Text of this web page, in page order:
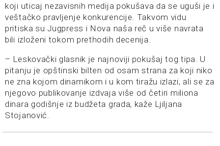
koji uticaj nezavisnih medija pokušava da se uguši je i
veštačko pravljenje konkurencije. Takvom vidu
pritiska su Jugpress i Nova naša reč u više navrata
bili izloženi tokom prethodih decenija.
– Leskovački glasnik je najnoviji pokušaj tog tipa. U
pitanju je opštinski bilten od osam strana za koji niko
ne zna kojom dinamikom i u kom tiražu izlazi, ali se za
njegovo publikovanje izdvaja više od četiri miliona
dinara godišnje iz budžeta grada, kaže Ljiljana
Stojanović.